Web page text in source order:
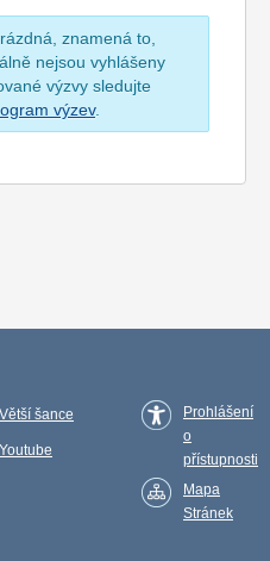
znamená to,
nejsou vyhlášeny
výzvy sledujte
výzev.
Větší šance
Youtube
Prohlášení
o
přístupnosti
Mapa
Stránek